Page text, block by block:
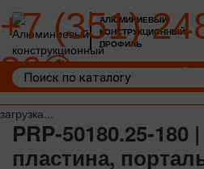
загрузка...
АЛЮМИНИЕВЫЙ
КОНСТРУКЦИОННЫЙ
ПРОФИЛЬ
+7 (351)
36
PRP-50180.25-180
пластина,